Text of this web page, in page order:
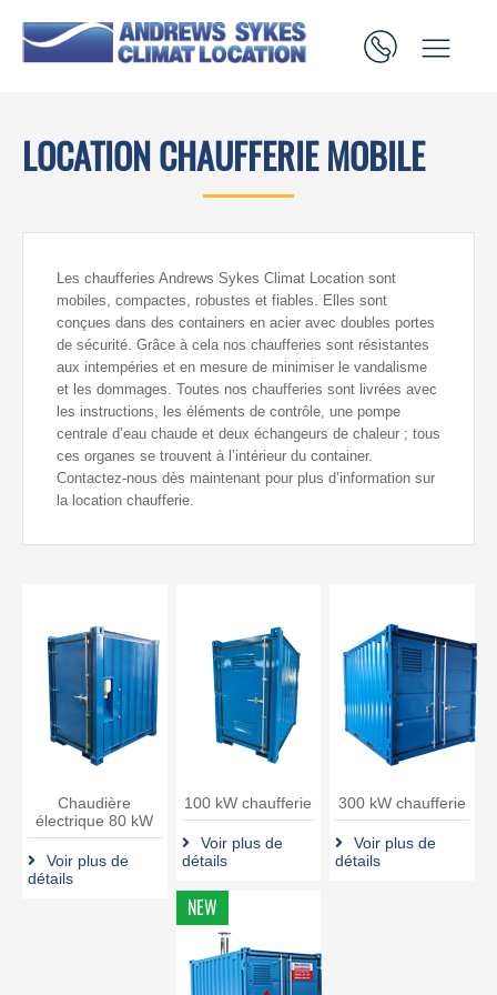
LOCATION CHAUFFERIE MOBILE
Les chaufferies Andrews Sykes Climat Location sont
mobiles, compactes, robustes et fiables. Elles sont
conçues dans des containers en acier avec doubles portes
de sécurité. Grâce à cela nos chaufferies sont résistantes
aux intempéries et en mesure de minimiser le vandalisme
et les dommages. Toutes nos chaufferies sont livrées avec
les instructions, les éléments de contrôle, une pompe
centrale d’eau chaude et deux échangeurs de chaleur ; tous
ces organes se trouvent à l’intérieur du container.
Contactez-nous dès maintenant pour plus d’information sur
la location chaufferie.
Chaudière
électrique 80 kW
Voir plus de
détails
100 kW chaufferie
Voir plus de
détails
300 kW chaufferie
Voir plus de
détails
NEW